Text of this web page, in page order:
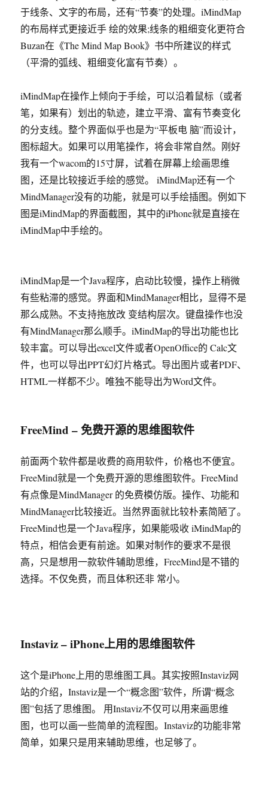
于线条、文字的布局，还有“节奏”的处理。iMindMap
的布局样式更接近手 绘的效果;线条的粗细变化更符合
Buzan在《The Mind Map Book》书中所建议的样式
（平滑的弧线、粗细变化富有节奏）。
iMindMap在操作上倾向于手绘，可以沿着鼠标（或者
笔，如果有）划出的轨迹，建立平滑、富有节奏变化
的分支线。整个界面似乎也是为“平板电 脑”而设计，
图标超大。如果可以用笔操作，将会非常自然。刚好
我有一个wacom的15寸屏，试着在屏幕上绘画思维
图，还是比较接近手绘的感觉。 iMindMap还有一个
MindManager没有的功能，就是可以手绘插图。例如下
图是iMindMap的界面截图，其中的iPhone就是直接在
iMindMap中手绘的。
iMindMap是一个Java程序，启动比较慢，操作上稍微
有些粘滞的感觉。界面和MindManager相比，显得不是
那么成熟。不支持拖放改 变结构层次。键盘操作也没
有MindManager那么顺手。iMindMap的导出功能也比
较丰富。可以导出excel文件或者OpenOffice的 Calc文
件，也可以导出PPT幻灯片格式。导出图片或者PDF、
HTML一样都不少。唯独不能导出为Word文件。
FreeMind – 免费开源的思维图软件
前面两个软件都是收费的商用软件，价格也不便宜。
FreeMind就是一个免费开源的思维图软件。FreeMind
有点像是MindManager 的免费模仿版。操作、功能和
MindManager比较接近。当然界面就比较朴素简陋了。
FreeMind也是一个Java程序，如果能吸收 iMindMap的
特点，相信会更有前途。如果对制作的要求不是很
高，只是想用一款软件辅助思维，FreeMind是不错的
选择。不仅免费，而且体积还非 常小。
Instaviz – iPhone上用的思维图软件
这个是iPhone上用的思维图工具。其实按照Instaviz网
站的介绍，Instaviz是一个“概念图”软件，所谓“概念
图”包括了思维图。 用Instaviz不仅可以用来画思维
图，也可以画一些简单的流程图。Instaviz的功能非常
简单，如果只是用来辅助思维，也足够了。